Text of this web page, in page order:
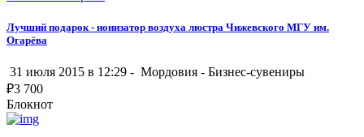
Лучший подарок - ионизатор воздуха люстра Чижевского МГУ им.
Огарёва
31 июля 2015 в 12:29 - Мордовия - Бизнес-сувениры
₽3 700
Блокнот